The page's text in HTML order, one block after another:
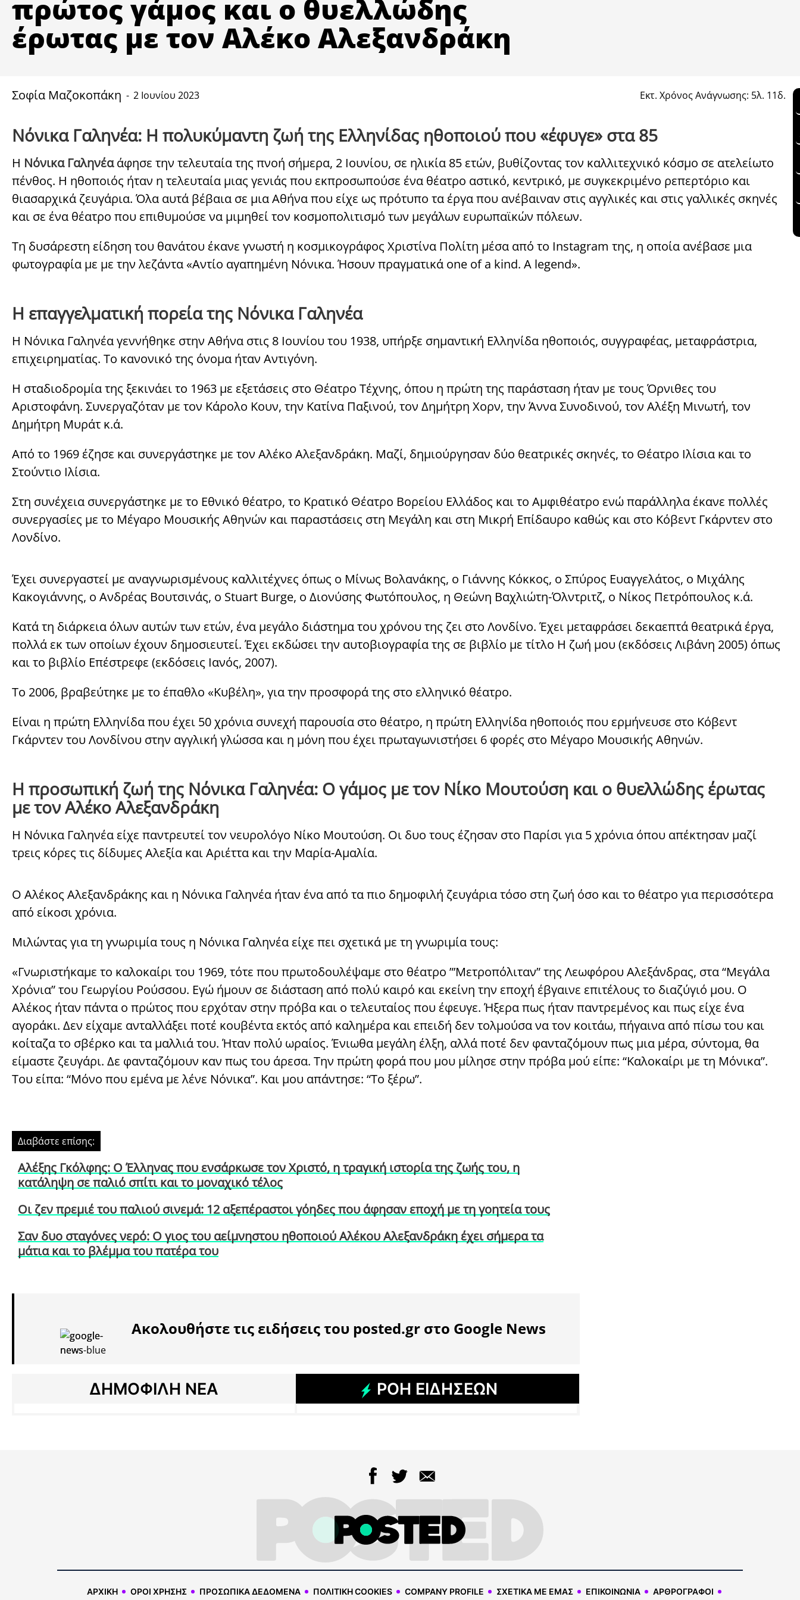
πρώτος γάμος και ο θυελλώδης
έρωτας με τον Αλέκο Αλεξανδράκη
Σοφία Μαζοκοπάκη 2 Ιουνίου 2023 Εκτ. Χρόνος Ανάγνωσης: 5λ. 11δ.
Νόνικα Γαληνέα: Η πολυκύμαντη ζωή της Ελληνίδας ηθοποιού που «έφυγε» στα 85
Η Νόνικα Γαληνέαάφησε την τελευταία της πνοή σήμερα, 2 Ιουνίου, σε ηλικία 85 ετών, βυθίζοντας τον καλλιτεχνικό κόσμο σε ατελείωτο
πένθος. Η ηθοποιός ήταν η τελευταία μιας γενιάς που εκπροσωπούσε ένα θέατρο αστικό, κεντρικό, με συγκεκριμένο ρεπερτόριο και
θιασαρχικά ζευγάρια. Όλα αυτά βέβαια σε μια Αθήνα που είχε ως πρότυπο τα έργα που ανέβαιναν στις αγγλικές και στις γαλλικές σκηνές
και σε ένα θέατρο που επιθυμούσε να μιμηθεί τον κοσμοπολιτισμό των μεγάλων ευρωπαϊκών πόλεων.
Τη δυσάρεστη είδηση του θανάτου έκανε γνωστή η κοσμικογράφος Χριστίνα Πολίτη μέσα από το Instagram της, η οποία ανέβασε μια
φωτογραφία με με την λεζάντα «Αντίο αγαπημένη Nόνικα. Ήσουν πραγματικά one of a kind. A legend».
Η επαγγελματική πορεία της Νόνικα Γαληνέα
Η Νόνικα Γαληνέα γεννήθηκε στην Αθήνα στις 8 Ιουνίου του 1938, υπήρξε σημαντική Ελληνίδα ηθοποιός, συγγραφέας, μεταφράστρια,
επιχειρηματίας. Το κανονικό της όνομα ήταν Αντιγόνη.
Η σταδιοδρομία της ξεκινάει το 1963 με εξετάσεις στο Θέατρο Τέχνης, όπου η πρώτη της παράσταση ήταν με τους Όρνιθες του
Αριστοφάνη. Συνεργαζόταν με τον Κάρολο Κουν, την Κατίνα Παξινού, τον Δημήτρη Χορν, την Άννα Συνοδινού, τον Αλέξη Μινωτή, τον
Δημήτρη Μυράτ κ.ά.
Από το 1969 έζησε και συνεργάστηκε με τον Αλέκο Αλεξανδράκη. Μαζί, δημιούργησαν δύο θεατρικές σκηνές, το Θέατρο Ιλίσια και το
Στούντιο Ιλίσια.
Στη συνέχεια συνεργάστηκε με το Εθνικό θέατρο, το Κρατικό Θέατρο Βορείου Ελλάδος και το Αμφιθέατρο ενώ παράλληλα έκανε πολλές
συνεργασίες με το Μέγαρο Μουσικής Αθηνών και παραστάσεις στη Μεγάλη και στη Μικρή Επίδαυρο καθώς και στο Κόβεντ Γκάρντεν στο
Λονδίνο.
Έχει συνεργαστεί με αναγνωρισμένους καλλιτέχνες όπως ο Μίνως Βολανάκης, ο Γιάννης Κόκκος, ο Σπύρος Ευαγγελάτος, ο Μιχάλης
Κακογιάννης, ο Ανδρέας Βουτσινάς, ο Stuart Burge, ο Διονύσης Φωτόπουλος, η Θεώνη Βαχλιώτη-Όλντριτζ, ο Νίκος Πετρόπουλος κ.ά.
Κατά τη διάρκεια όλων αυτών των ετών, ένα μεγάλο διάστημα του χρόνου της ζει στο Λονδίνο. Έχει μεταφράσει δεκαεπτά θεατρικά έργα,
πολλά εκ των οποίων έχουν δημοσιευτεί. Έχει εκδώσει την αυτοβιογραφία της σε βιβλίο με τίτλο Η ζωή μου (εκδόσεις Λιβάνη 2005) όπως
και το βιβλίο Επέστρεφε (εκδόσεις Ιανός, 2007).
Το 2006, βραβεύτηκε με το έπαθλο «Κυβέλη», για την προσφορά της στο ελληνικό θέατρο.
Είναι η πρώτη Ελληνίδα που έχει 50 χρόνια συνεχή παρουσία στο θέατρο, η πρώτη Ελληνίδα ηθοποιός που ερμήνευσε στο Κόβεντ
Γκάρντεν του Λονδίνου στην αγγλική γλώσσα και η μόνη που έχει πρωταγωνιστήσει 6 φορές στο Μέγαρο Μουσικής Αθηνών.
Η προσωπική ζωή της Νόνικα Γαληνέα: Ο γάμος με τον Νίκο Μουτούση και ο θυελλώδης έρωτας
με τον Αλέκο Αλεξανδράκη
Η Νόνικα Γαληνέα είχε παντρευτεί τον νευρολόγο Νίκο Μουτούση. Οι δυο τους έζησαν στο Παρίσι για 5 χρόνια όπου απέκτησαν μαζί
τρεις κόρες τις δίδυμες Αλεξία και Αριέττα και την Μαρία-Αμαλία.
Ο Αλέκος Αλεξανδράκης και η Νόνικα Γαληνέα ήταν ένα από τα πιο δημοφιλή ζευγάρια τόσο στη ζωή όσο και το θέατρο για περισσότερα
από είκοσι χρόνια.
Μιλώντας για τη γνωριμία τους η Νόνικα Γαληνέα είχε πει σχετικά με τη γνωριμία τους:
«Γνωριστήκαμε το καλοκαίρι του 1969, τότε που πρωτοδουλέψαμε στο θέατρο ”’Μετροπόλιταν” της Λεωφόρου Αλεξάνδρας, στα “Μεγάλα
Χρόνια” του Γεωργίου Ρούσσου. Εγώ ήμουν σε διάσταση από πολύ καιρό και εκείνη την εποχή έβγαινε επιτέλους το διαζύγιό μου. Ο
Αλέκος ήταν πάντα ο πρώτος που ερχόταν στην πρόβα και ο τελευταίος που έφευγε. Ήξερα πως ήταν παντρεμένος και πως είχε ένα
αγοράκι. Δεν είχαμε ανταλλάξει ποτέ κουβέντα εκτός από καλημέρα και επειδή δεν τολμούσα να τον κοιτάω, πήγαινα από πίσω του και
κοίταζα το σβέρκο και τα μαλλιά του. Ήταν πολύ ωραίος. Ένιωθα μεγάλη έλξη, αλλά ποτέ δεν φανταζόμουν πως μια μέρα, σύντομα, θα
είμαστε ζευγάρι. Δε φανταζόμουν καν πως του άρεσα. Την πρώτη φορά που μου μίλησε στην πρόβα μού είπε: “Καλοκαίρι με τη Μόνικα”.
Του είπα: “Μόνο που εμένα με λένε Νόνικα”. Και μου απάντησε: “Το ξέρω”.
Διαβάστε επίσης:
Αλέξης Γκόλφης: Ο Έλληνας που ενσάρκωσε τον Χριστό, η τραγική ιστορία της ζωής του, η
κατάληψη σε παλιό σπίτι και το μοναχικό τέλος
Οι ζεν πρεμιέ του παλιού σινεμά: 12 αξεπέραστοι γόηδες που άφησαν εποχή με τη γοητεία τους
Σαν δυο σταγόνες νερό: Ο γιος του αείμνηστου ηθοποιού Αλέκου Αλεξανδράκη έχει σήμερα τα
μάτια και το βλέμμα του πατέρα του
Ακολουθήστε τις ειδήσεις του posted.gr στο Google News
ΡΟΗ ΕΙΔΗΣΕΩΝ
ΔΗΜΟΦΙΛΗ ΝΕΑ
ΑΡΧΙΚΗ ΟΡΟΙ ΧΡΗΣΗΣ ΠΡΟΣΩΠΙΚΑ ΔΕΔΟΜΕΝΑ ΠΟΛΙΤΙΚΗ COOKIES COMPANY PROFILE ΣΧΕΤΙΚΑ ΜΕ ΕΜΑΣ ΕΠΙΚΟΙΝΩΝΙΑ
ΑΡΘΡΟΓΡΑΦΟΙ